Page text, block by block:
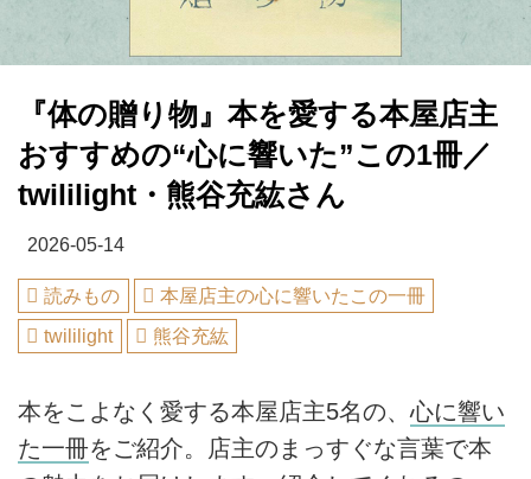
『体の贈り物』本を愛する本屋店主
おすすめの“心に響いた”この1冊／
twililight・熊谷充紘さん
2026-05-14
読みもの
本屋店主の心に響いたこの一冊
twililight
熊谷充紘
本をこよなく愛する本屋店主5名の、心に響い
た一冊をご紹介。店主のまっすぐな言葉で本